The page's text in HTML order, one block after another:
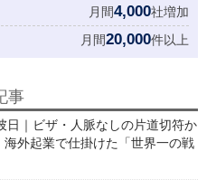
月間4,000社増加
月間20,000件以上
事
日｜ビザ・人脈なしの片道切符か
海外起業で仕掛けた「世界一の戦